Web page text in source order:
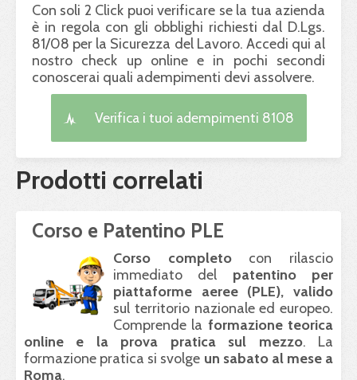
Con soli 2 Click puoi verificare se la tua azienda
è in regola con gli obblighi richiesti dal D.Lgs.
81/08 per la Sicurezza del Lavoro. Accedi qui al
nostro check up online e in pochi secondi
conoscerai quali adempimenti devi assolvere.
Verifica i tuoi adempimenti 8108
Prodotti correlati
Corso e Patentino PLE
Corso completocon rilascio
immediato del patentino per
piattaforme aeree (PLE), valido
sul territorio nazionale ed europeo.
Comprende la formazione teorica
online e la prova pratica sul mezzo. La
formazione pratica si svolge un sabato al mese a
Roma.